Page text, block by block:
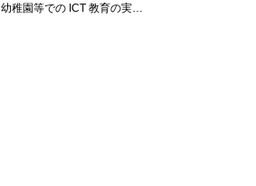
稚園等での ICT 教育の実…